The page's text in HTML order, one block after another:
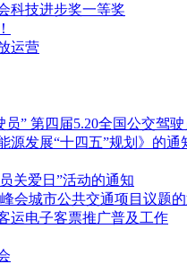
科技进步奖一等奖
运营
” 第四届5.20全国公交驾
源发展“十四五”规划》的通
关爱日”活动的通知
会城市公共交通项目议题
运电子客票推广普及工作